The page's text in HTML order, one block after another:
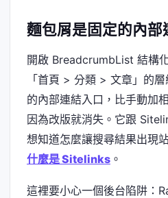
麵包屑是固定的內部
開啟 BreadcrumbList 結構
「首頁 > 分類 > 文章」的
的內部連結入口，比手動加
因為改版就消失。它跟
想知道怎麼讓搜尋結果出現
什麼是 Sitelinks 。
這裡要小心一個後台陷阱：